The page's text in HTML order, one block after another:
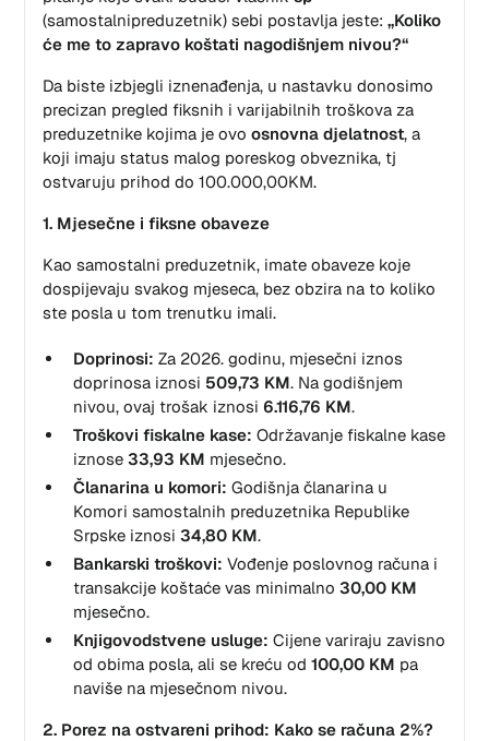
(samostalnipreduzetnik) sebi postavlja jeste:„Koliko
će me to zapravo koštati nagodišnjem nivou?“
Da biste izbjegli iznenađenja, u nastavku donosimo
precizan pregled fiksnih i varijabilnih troškova za
preduzetnike kojima je ovoosnovna djelatnost, a
koji imaju status malog poreskog obveznika, tj
ostvaruju prihod do 100.000,00KM.
1. Mjesečne i fiksne obaveze
Kao samostalni preduzetnik, imate obaveze koje
dospijevaju svakog mjeseca, bez obzira na to koliko
ste posla u tom trenutku imali.
Doprinosi: Za 2026. godinu, mjesečni iznos
doprinosa iznosi 509,73 KM. Na godišnjem
nivou, ovaj trošak iznosi6.116,76 KM.
Troškovi fiskalne kase: Održavanje fiskalne kase
iznose33,93 KM mjesečno.
Članarina u komori: Godišnja članarina u
Komori samostalnih preduzetnika Republike
Srpske iznosi34,80 KM.
Bankarski troškovi: Vođenje poslovnog računa i
transakcije koštaće vas minimalno30,00 KM
mjesečno.
Knjigovodstvene usluge: Cijene variraju zavisno
od obima posla, ali se kreću od100,00 KM pa
naviše na mjesečnom nivou.
2. Porez na ostvareni prihod: Kako se računa 2%?